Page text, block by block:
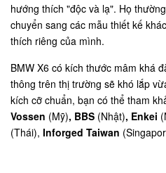
hướng thích "độc và lạ". Họ
chuyển sang các mẫu thiết kế
thích riêng của mình.
BMW X6 có kích thước mâm khá
thông trên thị trường sẽ khó lắp
kích cỡ chuẩn, bạn có thể tham
Vossen (Mỹ), BBS (Nhật), Enkei
(Thái), Inforged Taiwan